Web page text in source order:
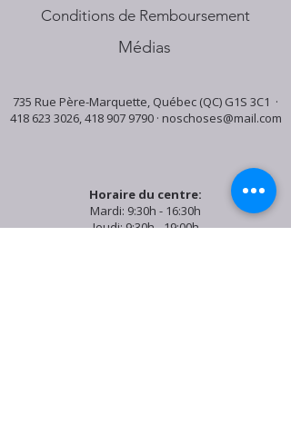
Conditions de Remboursement
Médias
735 Rue Père-Marquette, Québec (QC) G1S 3C1 ·
418 623 3026,418 907 9790· noschoses@mail.com
Horaire du centre:
Mardi: 9:30h - 16:30h
Jeudi: 9:30h - 19:00h